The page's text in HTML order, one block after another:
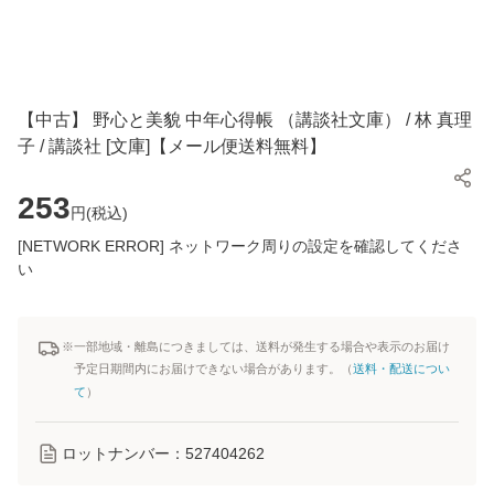
【中古】 野心と美貌 中年心得帳 （講談社文庫） / 林 真理
子 / 講談社 [文庫]【メール便送料無料】
253円(税込)
[NETWORK ERROR] ネットワーク周りの設定を確認してくださ
い
※一部地域・離島につきましては、送料が発生する場合や表示のお届け
予定日期間内にお届けできない場合があります。（送料・配送につい
て ）
ロットナンバー： 527404262